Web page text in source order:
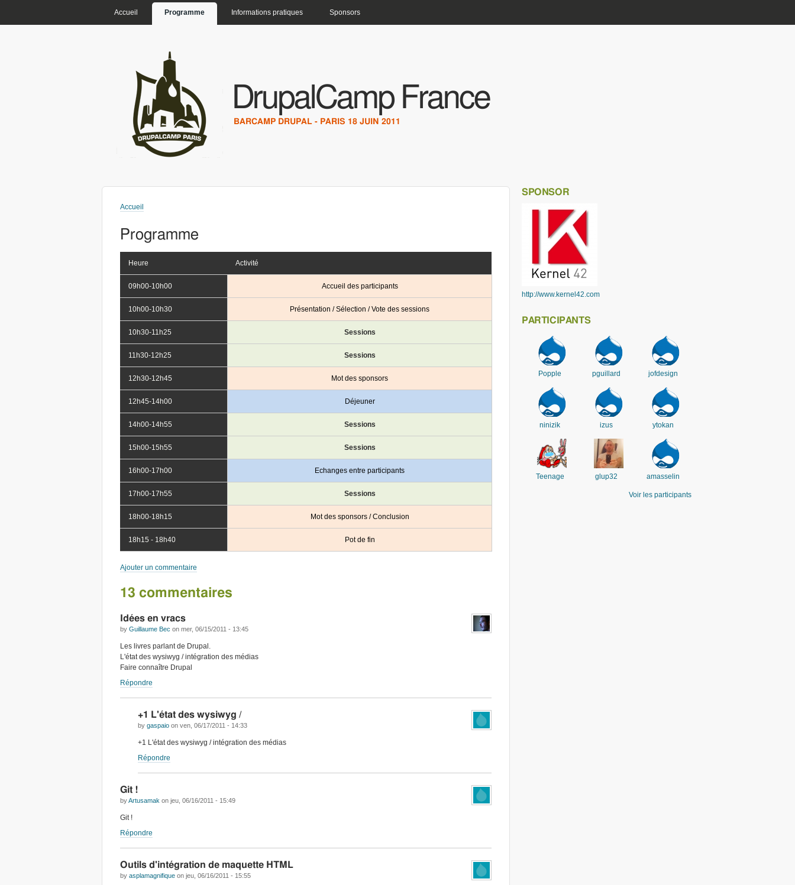
MENU PRINCIPAL
Accueil Programme Informations pratiques Sponsors
DrupalCamp France
BARCAMP DRUPAL - PARIS 18 JUIN 2011
Vous êtes ici
Accueil
Programme
Heure Activité
09h00-10h00 Accueil des participants
10h00-10h30 Présentation / Sélection / Vote des sessions
10h30-11h25 Sessions
11h30-12h25 Sessions
12h30-12h45 Mot des sponsors
12h45-14h00 Déjeuner
14h00-14h55 Sessions
15h00-15h55 Sessions
16h00-17h00 Echanges entre participants
17h00-17h55 Sessions
18h00-18h15 Mot des sponsors / Conclusion
18h15 - 18h40 Pot de fin
Ajouter un commentaire
13 commentaires
Idées en vracs
by Guillaume Bec on mer, 06/15/2011 - 13:45
Les livres parlant de Drupal.
L'état des wysiwyg / intégration des médias
Faire connaître Drupal
Répondre
+1 L'état des wysiwyg /
by gaspaio on ven, 06/17/2011 - 14:33
+1 L'état des wysiwyg / intégration des médias
Répondre
Git !
byArtusamak on jeu, 06/16/2011 - 15:49
Git !
Répondre
Outils d'intégration de maquette HTML
by asplamagnifique on jeu, 06/16/2011 - 15:55
SPONSOR
http://www.kernel42.com
PARTICIPANTS
Popple pguillard jofdesign
ninizik izus ytokan
Teenage glup32 amasselin
Voir les participants